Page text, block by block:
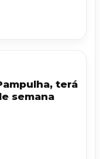
terá
semana